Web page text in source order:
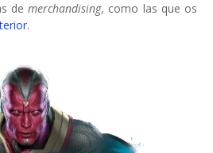
de merchandising, como las que os
.